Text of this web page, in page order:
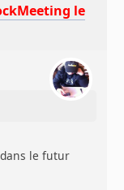
le
le futur